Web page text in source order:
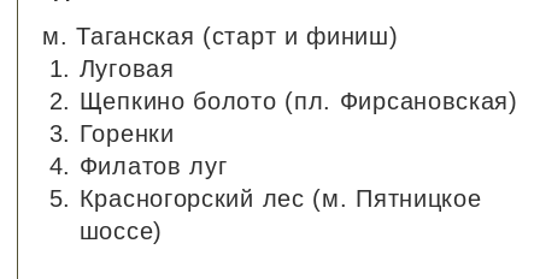
Купить билет
Как все устроено?